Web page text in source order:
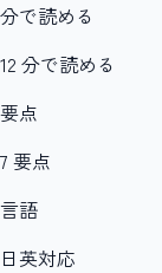
分で読める
12 分で読める
要点
7 要点
言語
日英対応